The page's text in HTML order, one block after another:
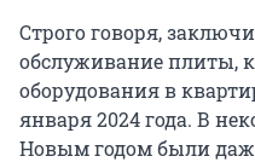
Строго говоря,
обслуживание плиты,
оборудования в
января 2024 года. В
Новым годом были